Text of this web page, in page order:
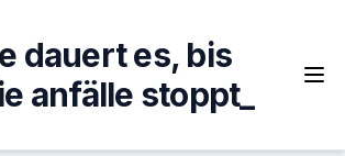
dauert es, bis
anfälle stoppt_